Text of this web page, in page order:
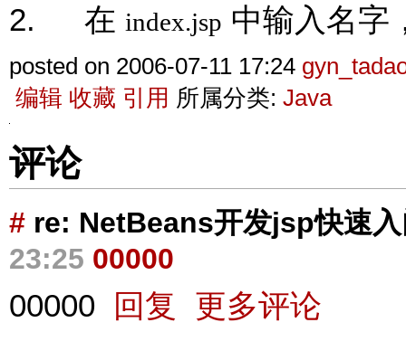
2.
在 index.jsp 中输入名字
posted on 2006-07-11 17:24
编辑 收藏 引用 所属分类: Java
评论
# re: NetBeans开发jsp快速
23:25 00000
00000 回复 更多评论